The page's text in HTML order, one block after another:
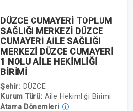
DÜZCE CUMAYERİ TOPLUM
SAĞLIĞI MERKEZİ DÜZCE
CUMAYERİ AİLE SAĞLIĞI
MERKEZİ DÜZCE CUMAYERİ
1 NOLU AİLE HEKİMLİĞİ
BİRİMİ
Şehir: DÜZCE
Kurum Türü: Aile Hekimliği Birimi
Atama Dönemleri